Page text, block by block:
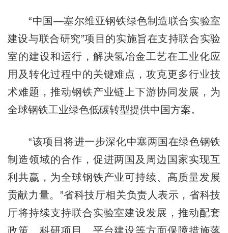
“中国—塞尔维亚钢铁绿色制造联合实验室
建设与联合研究”项目的实施旨在支持联合实验
室的建设和运行，解决氢冶金工艺在工业化应
用及转化过程中的关键难点，攻克更多行业技
术难题，推动钢铁产业链上下游协同发展，为
全球钢铁工业绿色低碳转型提供中国方案。
“该项目将进一步深化中塞两国在绿色钢铁
制造领域的合作，促进两国及周边国家实现互
利共赢，为全球钢铁产业可持续、高质量发展
贡献力量。”省科技厅相关负责人表示，省科技
厅将持续支持联合实验室建设发展，推动配套
政策、科研项目、平台建设等方面保障措施落